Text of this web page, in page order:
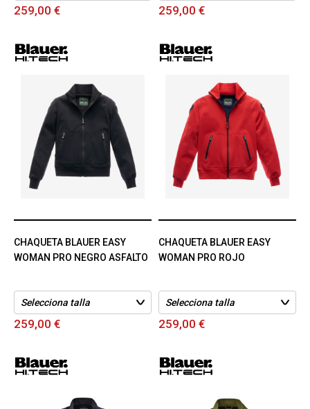
259,00 € 259,00 €
CHAQUETA BLAUER EASY
WOMAN PRO NEGRO ASFALTO
259,00 €
CHAQUETA BLAUER EASY
WOMAN PRO ROJO
259,00 €